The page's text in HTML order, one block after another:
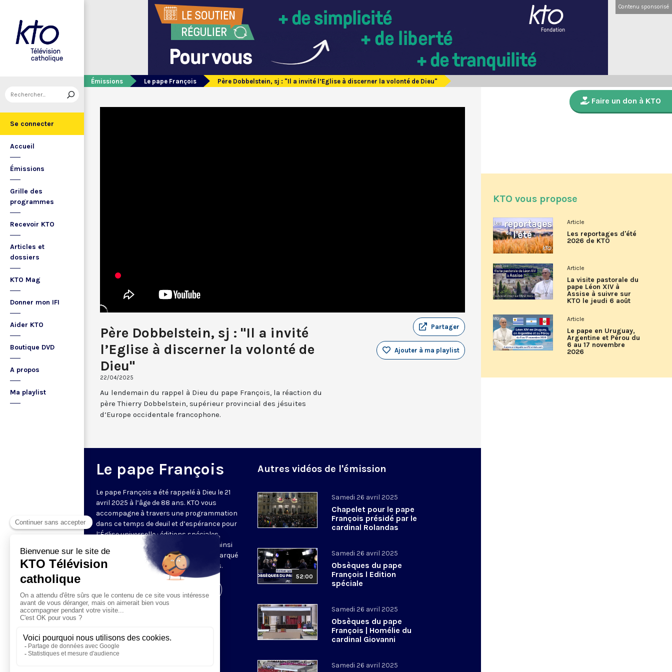
Se connecter
Accueil
Émissions
Grille des
programmes
Recevoir KTO
Articles et
dossiers
KTO Mag
Donner mon IFI
Aider KTO
Boutique DVD
A propos
Ma playlist
Contenu sponsorisé
Émissions Le pape François Père Dobbelstein, sj : "Il a invité l’Eglise à discerner la volonté de Dieu"
Père Dobbelstein, sj : "Il a invité
l’Eglise à discerner la volonté de
Dieu"
22/04/2025
Partager
Ajouter à ma playlist
Au lendemain du rappel à Dieu du pape François, la réaction du
père Thierry Dobbelstein, supérieur provincial des jésuites
d’Europe occidentale francophone.
Le pape François
Le pape François a été rappelé à Dieu le 21
avril 2025 à l’âge de 88 ans. KTO vous
accompagne à travers une programmation
dans ce temps de deuil et d’espérance pour
l’Église universelle : éditions spéciales,
analyses, temps de prière, réactions, ainsi
que les discours et homélies qui ont marqué
les 12 années du pontificat de François.
Autres vidéos de l'émission
Samedi 26 avril 2025
Chapelet pour le pape
François présidé par le
cardinal Rolandas
52:00
Samedi 26 avril 2025
Obsèques du pape
François l Edition
spéciale
Samedi 26 avril 2025
Obsèques du pape
François | Homélie du
cardinal Giovanni
Samedi 26 avril 2025
Faire un don à KTO
KTO vous propose
Article
Les reportages d'été
2026 de KTO
Article
La visite pastorale du
pape Léon XIV à
Assise à suivre sur
KTO le jeudi 6 août
Article
Le pape en Uruguay,
Argentine et Pérou du
6 au 17 novembre
2026